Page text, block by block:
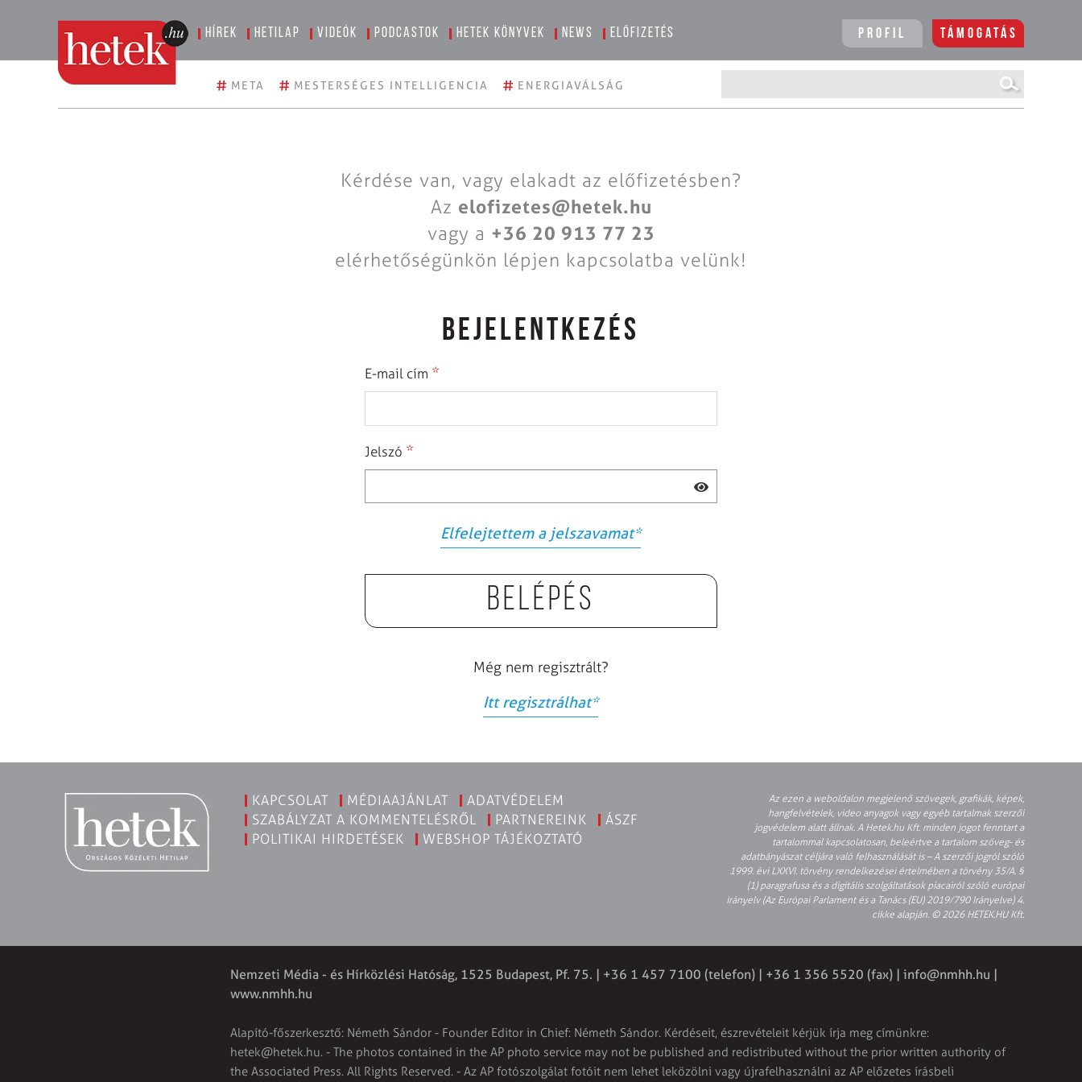
Hírek Hetilap Videók Podcastok Hetek könyvek News Előfizetés Profil Támogatás
# META # MESTERSÉGES INTELLIGENCIA # ENERGIAVÁLSÁG
Kérdése van, vagy elakadt az előfizetésben?
Az elofizetes@hetek.hu
vagy a +36 20 913 77 23
elérhetőségünkön lépjen kapcsolatba velünk!
BEJELENTKEZÉS
E-mail cím *
Jelszó *
Elfelejtettem a jelszavamat*
Belépés
Még nem regisztrált?
Itt regisztrálhat*
KAPCSOLAT MÉDIAAJÁNLAT
ADATVÉDELEM
SZABÁLYZAT A KOMMENTELÉSRŐL
PARTNEREINK
ÁSZF
POLITIKAI HIRDETÉSEK
WEBSHOP TÁJÉKOZTATÓ
Az ezen a weboldalon megjelenő szövegek, grafikák, képek,
hangfelvételek, video anyagok vagy egyéb tartalmak szerzői
jogvédelem alatt állnak. A Hetek.hu Kft. minden jogot fenntart a
tartalommal kapcsolatosan, beleértve a tartalom szöveg- és
adatbányászat céljára való felhasználását is – A szerzői jogról szóló
1999. évi LXXVI. törvény rendelkezései értelmében a törvény 35/A. §
(1) paragrafusa és a digitális szolgáltatások piacairól szóló európai
irányelv (Az Európai Parlament és a Tanács (EU) 2019/790 Irányelve) 4.
cikke alapján. © 2026 HETEK.HU Kft.
Nemzeti Média - és Hírközlési Hatóság, 1525 Budapest, Pf. 75. | +36 1 457 7100 (telefon) | +36 1 356 5520 (fax) | info@nmhh.hu |
www.nmhh.hu
Alapító-főszerkesztő: Németh Sándor - Founder Editor in Chief: Németh Sándor. Kérdéseit, észrevételeit kérjük írja meg címünkre:
hetek@hetek.hu. - The photos contained in the AP photo service may not be published and redistributed without the prior written authority of
the Associated Press. All Rights Reserved. - Az AP fotószolgálat fotóit nem lehet leközölni vagy újrafelhasználni az AP előzetes írásbeli